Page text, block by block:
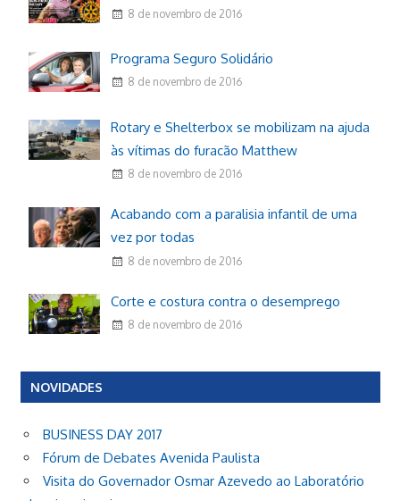
8 de novembro de 2016
Programa Seguro Solidário
8 de novembro de 2016
Rotary e Shelterbox se mobilizam na ajuda
às vítimas do furacão Matthew
8 de novembro de 2016
Acabando com a paralisia infantil de uma
vez por todas
8 de novembro de 2016
Corte e costura contra o desemprego
8 de novembro de 2016
NOVIDADES
BUSINESS DAY 2017
Fórum de Debates Avenida Paulista
Visita do Governador Osmar Azevedo ao Laboratório